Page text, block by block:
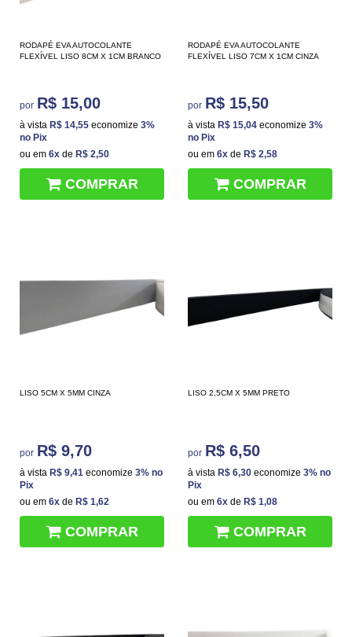
RODAPÉ EVA AUTOCOLANTE
FLEXÍVEL LISO 8CM X 1CM BRANCO
por R$ 15,00
à vista R$ 14,55 economize 3%
no Pix
ou em 6x de R$ 2,50
COMPRAR
RODAPÉ EVA AUTOCOLANTE
FLEXÍVEL LISO 7CM X 1CM CINZA
por R$ 15,50
à vista R$ 15,04 economize 3%
no Pix
ou em 6x de R$ 2,58
COMPRAR
LISO 5CM X 5MM CINZA
por R$ 9,70
à vista R$ 9,41 economize 3% no
Pix
ou em 6x de R$ 1,62
COMPRAR
LISO 2,5CM X 5MM PRETO
por R$ 6,50
à vista R$ 6,30 economize 3% no
Pix
ou em 6x de R$ 1,08
COMPRAR